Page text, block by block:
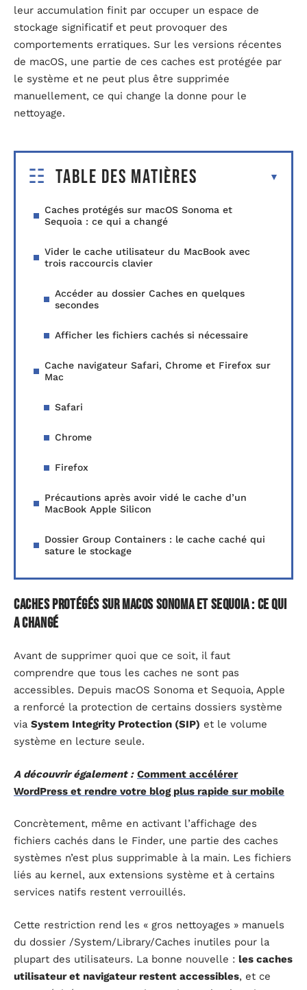
leur accumulation finit par occuper un espace de
stockage significatif et peut provoquer des
comportements erratiques. Sur les versions récentes
de macOS, une partie de ces caches est protégée par
le système et ne peut plus être supprimée
manuellement, ce qui change la donne pour le
nettoyage.
Table des matières
Caches protégés sur macOS Sonoma et
Sequoia : ce qui a changé
Vider le cache utilisateur du MacBook avec
trois raccourcis clavier
Accéder au dossier Caches en quelques
secondes
Afficher les fichiers cachés si nécessaire
Cache navigateur Safari, Chrome et Firefox sur
Mac
Safari
Chrome
Firefox
Précautions après avoir vidé le cache d’un
MacBook Apple Silicon
Dossier Group Containers : le cache caché qui
sature le stockage
Caches protégés sur macOS Sonoma et Sequoia : ce qui
a changé
Avant de supprimer quoi que ce soit, il faut
comprendre que tous les caches ne sont pas
accessibles. Depuis macOS Sonoma et Sequoia, Apple
a renforcé la protection de certains dossiers système
via System Integrity Protection (SIP) et le volume
système en lecture seule.
A découvrir également : Comment accélérer
WordPress et rendre votre blog plus rapide sur mobile
Concrètement, même en activant l’affichage des
fichiers cachés dans le Finder, une partie des caches
systèmes n’est plus supprimable à la main. Les fichiers
liés au kernel, aux extensions système et à certains
services natifs restent verrouillés.
Cette restriction rend les « gros nettoyages » manuels
du dossier /System/Library/Caches inutiles pour la
plupart des utilisateurs. La bonne nouvelle : les caches
utilisateur et navigateur restent accessibles, et ce